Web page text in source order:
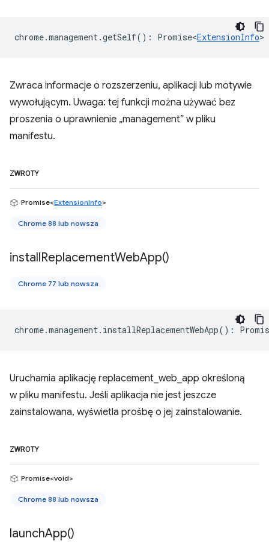
chrome.management.getSelf() : Promise<ExtensionInfo>
Zwraca informacje o rozszerzeniu, aplikacji lub motywie
wywołującym. Uwaga: tej funkcji można używać bez
proszenia o uprawnienie „management” w pliku
manifestu.
ZWROTY
Promise<ExtensionInfo>
Chrome 88 lub nowsza
installReplacementWebApp()
Chrome 77 lub nowsza
chrome.management. installReplacementWebApp() :
Uruchamia aplikację replacement_web_app określoną
w pliku manifestu. Jeśli aplikacja nie jest jeszcze
zainstalowana, wyświetla prośbę o jej zainstalowanie.
ZWROTY
Promise<void>
Chrome 88 lub nowsza
launchApp()